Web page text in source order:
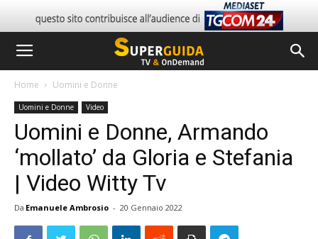
Home Uomini e Donne
Uomini e Donne Video
Uomini e Donne, Armando
‘mollato’ da Gloria e Stefania
| Video Witty Tv
Da Emanuele Ambrosio - 20 Gennaio 2022